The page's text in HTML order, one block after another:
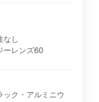
なし
ーレンズ60
ック・アルミニウ